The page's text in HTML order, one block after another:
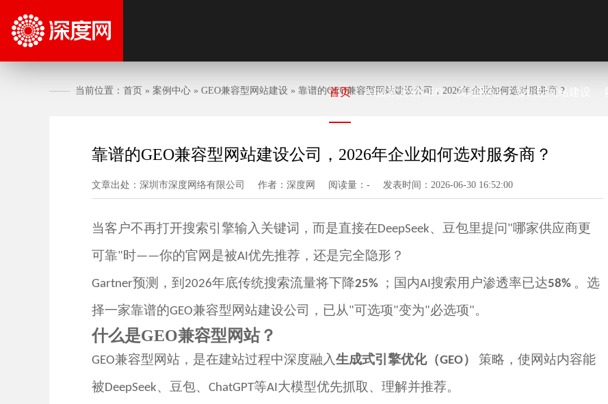
首页 AI搜索营销GEO 高端网站 营销型网站建设
当前位置： 首页 » 案例中心 » GEO兼容型网站建设 » 靠谱的GEO兼容型网站建设公司，2026年企业如何选对服务商？
靠谱的GEO兼容型网站建设公司，2026年企业如何选对服务商？
文章出处：深圳市深度网络有限公司 作者：深度网 阅读量： - 发表时间：2026-06-30 16:52:00
当客户不再打开搜索引擎输入关键词，而是直接在DeepSeek、豆包里提问 "哪家供应商更
可靠" 时——你的官网是被AI优先推荐，还是完全隐形？
Gartner预测，到 2026年底传统搜索流量将下降25% ；国内AI搜索用户渗透率已达58% 。选
择一家靠谱的GEO兼容型网站建设公司，已从"可选项"变为"必选项"。
什么是GEO兼容型网站？
GEO兼容型网站，是在建站过程中深度融入生成式引擎优化（GEO）
策略，使网站内容能
被DeepSeek、豆包、 ChatGPT等AI大模型优先抓取、理解并推荐。